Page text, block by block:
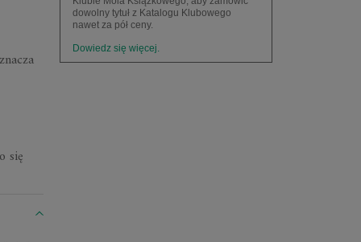
dowolny tytuł z Katalogu Klubowego
nawet za pół ceny.
Dowiedz się więcej.
się